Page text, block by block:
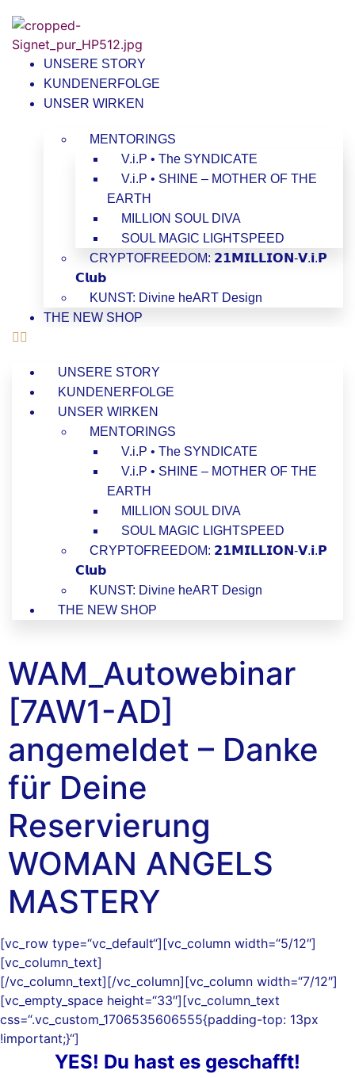
UNSERE STORY
KUNDENERFOLGE
UNSER WIRKEN
MENTORINGS
V.i.P • The SYNDICATE
V.i.P • SHINE – MOTHER OF THE
EARTH
MILLION SOUL DIVA
SOUL MAGIC LIGHTSPEED
CRYPTOFREEDOM: 𝟮𝟭𝗠𝗜𝗟𝗟𝗜𝗢𝗡-𝗩.𝗶.𝗣
𝗖𝗹𝘂𝗯
KUNST: Divine heART Design
THE NEW SHOP
UNSERE STORY
KUNDENERFOLGE
UNSER WIRKEN
MENTORINGS
V.i.P • The SYNDICATE
V.i.P • SHINE – MOTHER OF THE
EARTH
MILLION SOUL DIVA
SOUL MAGIC LIGHTSPEED
CRYPTOFREEDOM: 𝟮𝟭𝗠𝗜𝗟𝗟𝗜𝗢𝗡-𝗩.𝗶.𝗣
𝗖𝗹𝘂𝗯
KUNST: Divine heART Design
THE NEW SHOP
WAM_Autowebinar
[7AW1-AD]
angemeldet – Danke
für Deine
Reservierung
WOMAN ANGELS
MASTERY
[vc_row type=“vc_default“][vc_column width=“5/12″]
[vc_column_text]
[/vc_column_text][/vc_column][vc_column width=“7/12″]
[vc_empty_space height=“33″][vc_column_text
css=“.vc_custom_1706535606555{padding-top: 13px
!important;}“]
YES! Du hast es geschafft!